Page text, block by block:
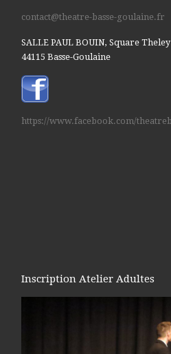
contact@theatre-basse-goulaine.fr
SALLE PAUL BOUIN, Square Theley
44115 Basse-Goulaine
https://www.facebook.com/
Inscription Atelier Adultes